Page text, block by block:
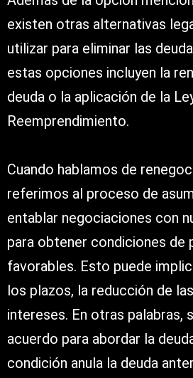
existen otras alternativas
utilizar para eliminar las
estas opciones incluyen la
deuda o la aplicación de la
Reemprendimiento.
Cuando hablamos de
referimos al proceso de
entablar negociaciones con
para obtener condiciones de
favorables. Esto puede
los plazos, la reducción de
intereses. En otras palabras,
acuerdo para abordar la
condición anula la deuda